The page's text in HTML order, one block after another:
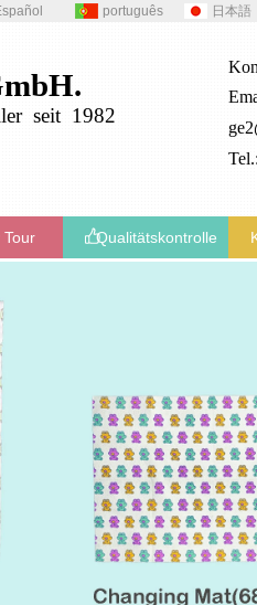
português 日本語
seit 1982
Tour Qualitätskontrolle